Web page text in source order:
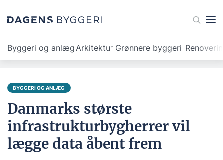
Byggeri og anlægArkitektur Grønnere byggeri
BYGGERI OG ANLÆG
Danmarks største
infrastrukturbygherrer vil
lægge data åbent frem